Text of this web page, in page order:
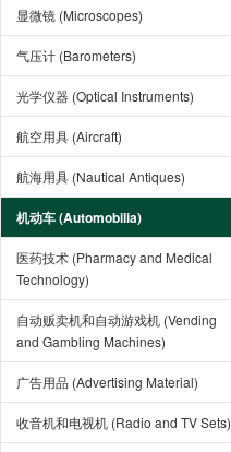
显微镜 (Microscopes)
气压计 (Barometers)
光学仪器 (Optical Instruments)
航空用具 (Aircraft)
航海用具 (Nautical Antiques)
机动车 (Automobilia)
医药技术 (Pharmacy and Medical
Technology)
自动贩卖机和自动游戏机 (Vending
and Gambling Machines)
广告用品 (Advertising Material)
收音机和电视机 (Radio and TV Sets)